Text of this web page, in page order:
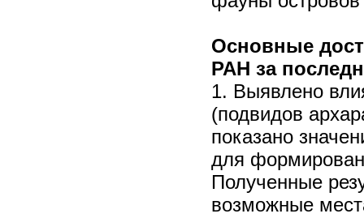
Основные
РАН за
1. Выявлено
(подвидов
показано
для
Полученные
возможные